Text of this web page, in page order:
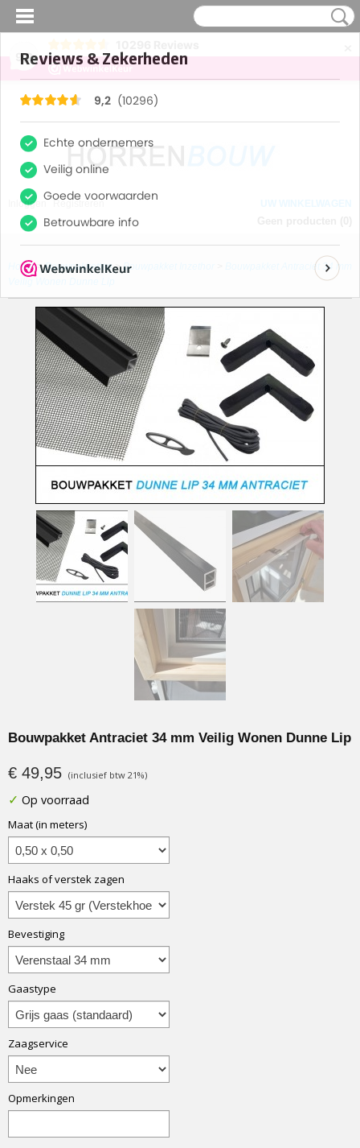
9,2
Inloggen Registreren
Home>Bouwpakketten> Bouwpakket Inzethor
Bouwpakket Antraciet 34 mm
Bouwpakket Antraciet 34 mm Veilig Wonen Dunne Lip
€ 49,95 (inclusief btw 21%)
✓ Op voorraad
Maat (in meters)
Haaks of verstek zagen
Bevestiging
Gaastype
Zaagservice
Opmerkingen